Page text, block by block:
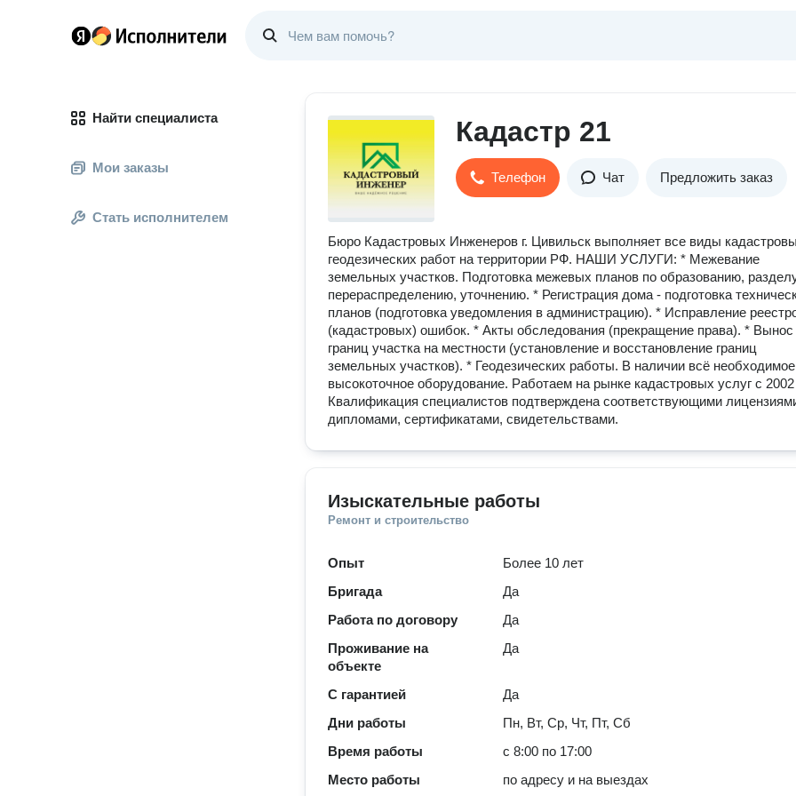
Найти специалиста
Мои заказы
Стать исполнителем
Кадастр 21
Телефон Чат Предложить заказ
Бюро Кадастровых Инженеров г. Цивильск выполняет все виды
геодезических работ на территории РФ. НАШИ УСЛУГИ: * Межевание
земельных участков. Подготовка межевых планов по образованию,
перераспределению, уточнению. * Регистрация дома - подготовка
планов (подготовка уведомления в администрацию). * Исправление
(кадастровых) ошибок. * Акты обследования (прекращение права). * Вынос
границ участка на местности (установление и восстановление границ
земельных участков). * Геодезических работы. В наличии всё необходимое
высокоточное оборудование. Работаем на рынке кадастровых услуг с 2002
Квалификация специалистов подтверждена соответствующими
дипломами, сертификатами, свидетельствами.
Изыскательные работы
Ремонт и строительство
Опыт
Более 10 лет
Бригада
Да
Работа по договору
Да
Проживание на
объекте
Да
С гарантией
Да
Дни работы
Пн, Вт, Ср, Чт, Пт, Сб
Время работы
с 8:00 по 17:00
Место работы
по адресу и на выездах